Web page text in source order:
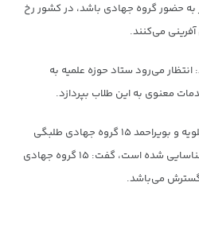
به حضور گروه جهادی باشد، در کشور رخ‌
می‌کنند.
می‌رود ستاد حوزه علمیه به
معنوی به این طلاب بپردازد.
وی با بیان اینکه در استان کهگیلویه و بویراحمد ۱۵ گروه جهادی طلبگی
مستقل و مدرسه‌ای طلبه محور شناسایی شده است، گفت: ۱۵ گروه جهادی
می‌باشد.